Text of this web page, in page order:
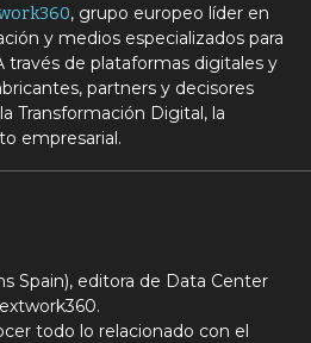
, grupo europeo líder en
y medios especializados para
través de plataformas digitales y
partners y decisores
Transformación Digital, la
empresarial.
Spain), editora de Data Center
todo lo relacionado con el